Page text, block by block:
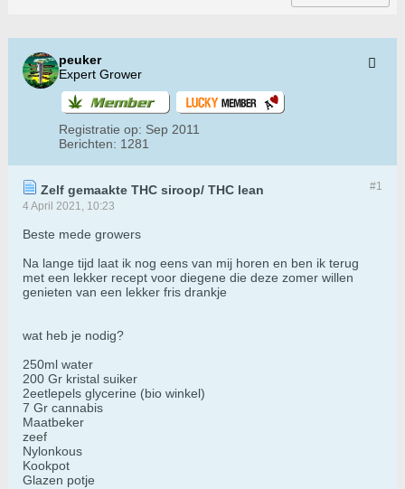
peuker
Expert Grower
Registratie op: Sep 2011
Berichten: 1281
#1
Zelf gemaakte THC siroop/ THC lean
4 April 2021, 10:23
Beste mede growers
Na lange tijd laat ik nog eens van mij horen en ben ik terug
met een lekker recept voor diegene die deze zomer willen
genieten van een lekker fris drankje
wat heb je nodig?
250ml water
200 Gr kristal suiker
2eetlepels glycerine (bio winkel)
​​​​​​7 Gr cannabis
Maatbeker
zeef
Nylonkous
Kookpot
Glazen potje